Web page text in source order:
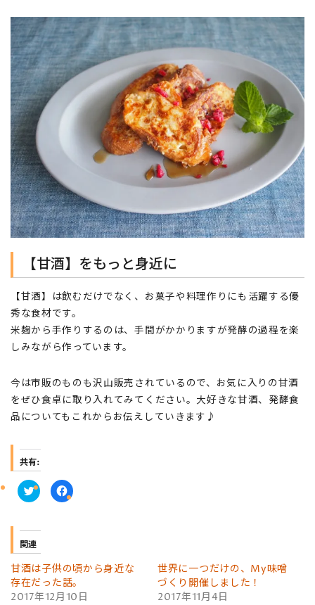
【甘酒】をもっと身近に
【甘酒】は飲むだけでなく、お菓子や料理作りにも活躍する優
秀な食材です。
米麹から手作りするのは、手間がかかりますが発酵の過程を楽
しみながら作っています。
今は市販のものも沢山販売されているので、お気に入りの甘酒
をぜひ食卓に取り入れてみてください。大好きな甘酒、発酵食
品についてもこれからお伝えしていきます♪
共有:
ク
リ
て
T
w
i
t
t
e
r
で
F
a
共
有
す
る
に
関連
甘酒は子供の頃から身近な
存在だった話。
2017年12月10日
世界に一つだけの、My味噌
づくり開催しました！
2017年11月4日